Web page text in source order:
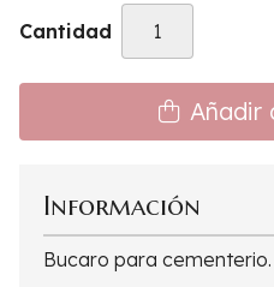
Cantidad
Añadir
Información
Bucaro para cementerio.